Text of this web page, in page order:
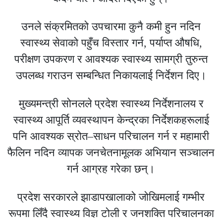
उनले संक्रमितको उपचारमा कुनै कमी हुन नदिन
स्वास्थ्य सेवाको पहुँच विस्तार गर्न, पर्याप्त औषधि,
परीक्षण उपकरण र आवश्यक स्वास्थ्य सामग्री तुरुन्त
उपलब्ध गराउन सम्बन्धित निकायलाई निर्देशन दिए।
मुख्यमन्त्री सोनलले प्रदेश स्वास्थ्य निर्देशनालय र
स्वास्थ्य आपूर्ति व्यवस्थापन केन्द्रका निर्देशकहरूलाई
पनि आवश्यक स्रोत–साधन परिचालन गर्न र महामारी
फैलिन नदिन व्यापक जनचेतनामूलक अभियान सञ्चालन
गर्न आग्रह गरेका छन्।
प्रदेश सरकारले झाडापखालाको जोखिमलाई गम्भीर
रूपमा लिँदै स्वास्थ्य विज्ञ टोली र जनशक्ति परिचालनका